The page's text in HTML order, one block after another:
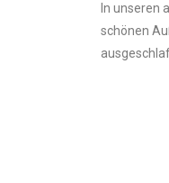
In unseren
schönen